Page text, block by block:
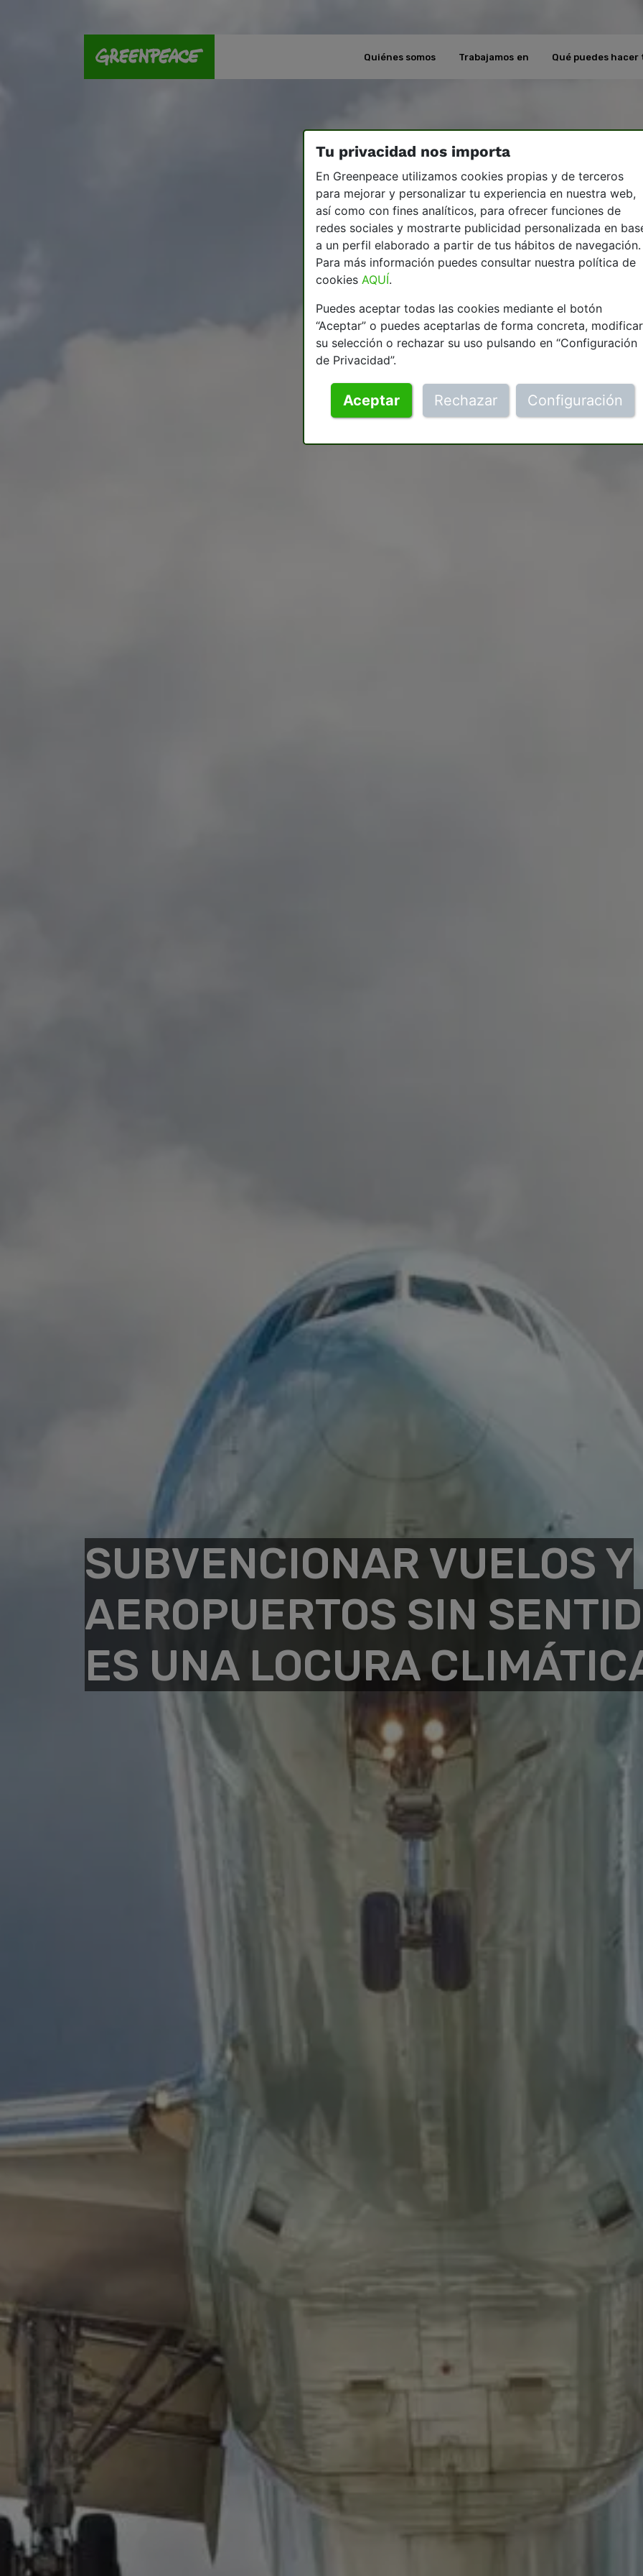
Quiénes somos Trabajamos en Qué puedes hacer
SUBVENCIONAR VUELOS Y
AEROPUERTOS SIN
ES UNA LOCURA
Tu privacidad nos importa
En Greenpeace utilizamos cookies propias y de terceros
para mejorar y personalizar tu experiencia en nuestra web,
así como con fines analíticos, para ofrecer funciones de
redes sociales y mostrarte publicidad personalizada en
a un perfil elaborado a partir de tus hábitos de navegación.
Para más información puedes consultar nuestra política de
cookies AQUÍ.
Puedes aceptar todas las cookies mediante el botón
“Aceptar” o puedes aceptarlas de forma concreta, modificar
su selección o rechazar su uso pulsando en “Configuración
de Privacidad”.
Aceptar Rechazar Configuración